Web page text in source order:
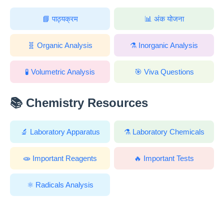
📘 पाठ्यक्रम 📊 अंक योजना
🧬 Organic Analysis ⚗️ Inorganic Analysis
🧪 Volumetric Analysis 🎯 Viva Questions
📚 Chemistry Resources
🔬 Laboratory Apparatus ⚗️ Laboratory Chemicals
🧫 Important Reagents 🔥 Important Tests
⚛️ Radicals Analysis